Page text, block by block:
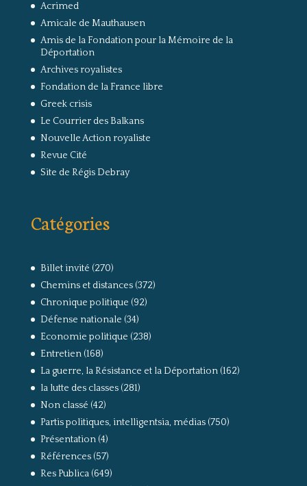
Acrimed
Amicale de Mauthausen
Amis de la Fondation pour la Mémoire de la
Déportation
Archives royalistes
Fondation de la France libre
Greek crisis
Le Courrier des Balkans
Nouvelle Action royaliste
Revue Cité
Site de Régis Debray
Catégories
Billet invité (270)
Chemins et distances(372)
Chronique politique (92)
Défense nationale (34)
Economie politique (238)
Entretien(168)
La guerre, la Résistance et la Déportation(162)
la lutte des classes(281)
Non classé (42)
Partis politiques, intelligentsia, médias(750)
Présentation(4)
Références(57)
Res Publica(649)